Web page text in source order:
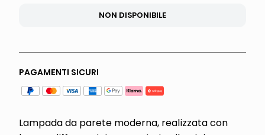
NON DISPONIBILE
PAGAMENTI SICURI
Lampada da parete moderna, realizzata con